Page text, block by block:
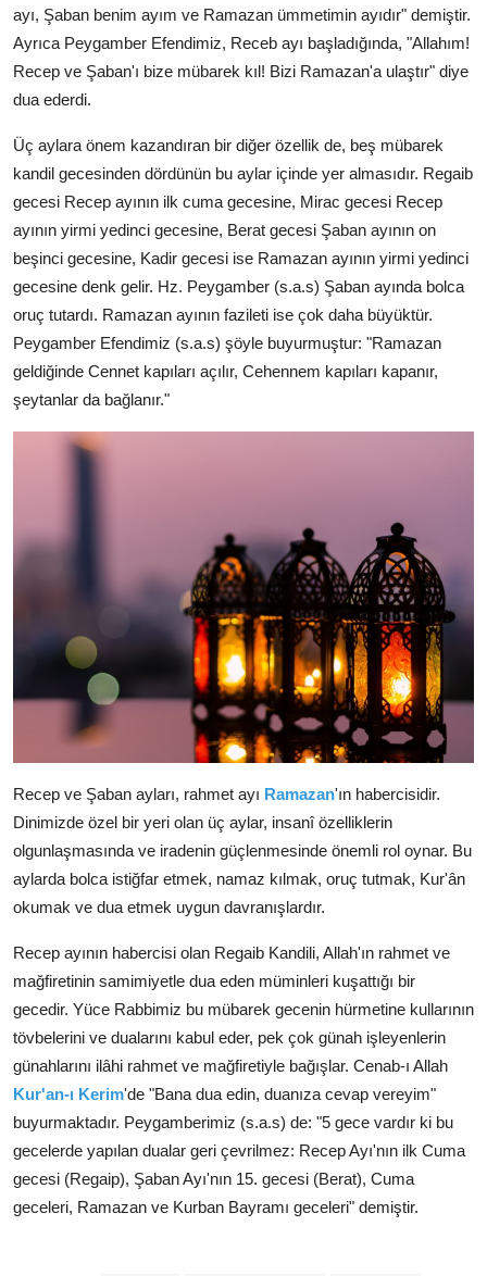
ayı, Şaban benim ayım ve Ramazan ümmetimin ayıdır" demiştir.
Ayrıca Peygamber Efendimiz, Receb ayı başladığında, "Allahım!
Recep ve Şaban'ı bize mübarek kıl! Bizi Ramazan'a ulaştır" diye
dua ederdi.
Üç aylara önem kazandıran bir diğer özellik de, beş mübarek
kandil gecesinden dördünün bu aylar içinde yer almasıdır. Regaib
gecesi Recep ayının ilk cuma gecesine, Mirac gecesi Recep
ayının yirmi yedinci gecesine, Berat gecesi Şaban ayının on
beşinci gecesine, Kadir gecesi ise Ramazan ayının yirmi yedinci
gecesine denk gelir. Hz. Peygamber (s.a.s) Şaban ayında bolca
oruç tutardı. Ramazan ayının fazileti ise çok daha büyüktür.
Peygamber Efendimiz (s.a.s) şöyle buyurmuştur: "Ramazan
geldiğinde Cennet kapıları açılır, Cehennem kapıları kapanır,
şeytanlar da bağlanır."
Recep ve Şaban ayları, rahmet ayı Ramazan'ın habercisidir.
Dinimizde özel bir yeri olan üç aylar, insanî özelliklerin
olgunlaşmasında ve iradenin güçlenmesinde önemli rol oynar. Bu
aylarda bolca istiğfar etmek, namaz kılmak, oruç tutmak, Kur'ân
okumak ve dua etmek uygun davranışlardır.
Recep ayının habercisi olan Regaib Kandili, Allah'ın rahmet ve
mağfiretinin samimiyetle dua eden müminleri kuşattığı bir
gecedir. Yüce Rabbimiz bu mübarek gecenin hürmetine kullarının
tövbelerini ve dualarını kabul eder, pek çok günah işleyenlerin
günahlarını ilâhi rahmet ve mağfiretiyle bağışlar. Cenab-ı Allah
Kur'an-ı Kerim'de "Bana dua edin, duanıza cevap vereyim"
buyurmaktadır. Peygamberimiz (s.a.s) de: "5 gece vardır ki bu
gecelerde yapılan dualar geri çevrilmez: Recep Ayı'nın ilk Cuma
gecesi (Regaip), Şaban Ayı'nın 15. gecesi (Berat), Cuma
geceleri, Ramazan ve Kurban Bayramı geceleri" demiştir.